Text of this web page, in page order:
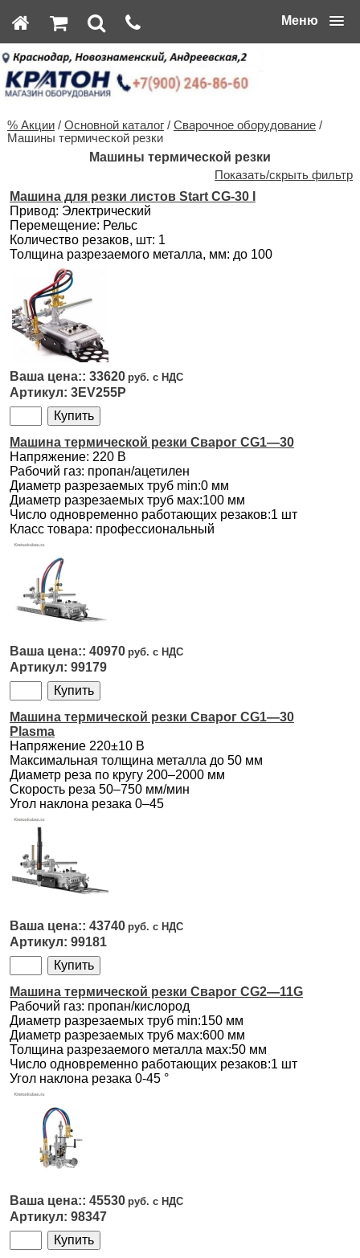
Меню
% Акции/ Основной каталог/ Сварочное оборудование/
Машины термической резки
Машины термической резки
Показать/скрыть фильтр
Машина для резки листов Start CG-30 I
Привод: Электрический
Перемещение: Рельс
Количество резаков, шт: 1
Толщина разрезаемого металла, мм: до 100
33620
3EV255P
Машина термической резки Сварог CG1—30
Напряжение: 220 В
Рабочий газ: пропан/ацетилен
Диаметр разрезаемых труб min:0 мм
Диаметр разрезаемых труб мах:100 мм
Число одновременно работающих резаков:1 шт
Класс товара: профессиональный
40970
99179
Машина термической резки Сварог CG1—30
Plasma
Напряжение 220±10 В
Максимальная толщина металла до 50 мм
Диаметр реза по кругу 200–2000 мм
Скорость реза 50–750 мм/мин
Угол наклона резака 0–45
43740
99181
Машина термической резки Сварог CG2—11G
Рабочий газ: пропан/кислород
Диаметр разрезаемых труб min:150 мм
Диаметр разрезаемых труб мах:600 мм
Толщина разрезаемого металла мах:50 мм
Число одновременно работающих резаков:1 шт
Угол наклона резака 0-45 °
45530
98347